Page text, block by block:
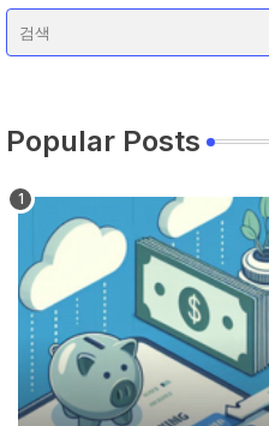
Popular Posts